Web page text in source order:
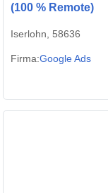
(100 % Remote)
Iserlohn, 58636
Firma:Google Ads